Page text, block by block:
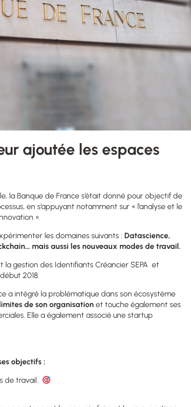
ajoutée les espaces
la Banque de France s’était donné pour objectif de
en s’appuyant notamment sur « l’analyse et le
».
les domaines suivants : Datascience,
mais aussi les nouveaux modes de travail.
gestion des Identifiants Créancier SEPA et
2018.
a intégré la problématique dans son écosystème
de son organisation et touche également ses
Elle a également associé une startup
objectifs :
de travail.